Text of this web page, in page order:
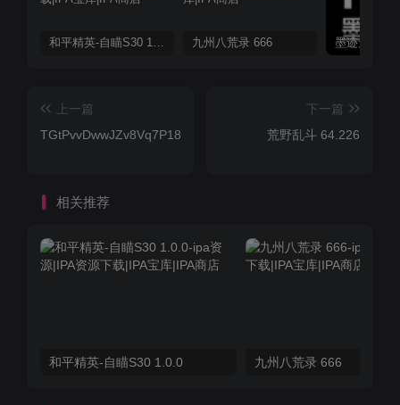
和平精英-自瞄S30 1.0.0 九州八荒录 666
上一篇
TGtPvvDwwJZv8Vq7P18TLHDiQEAApGucKV
下一篇
荒野乱斗 64.226
相关推荐
和平精英-自瞄S30 1.0.0 九州八荒录 666